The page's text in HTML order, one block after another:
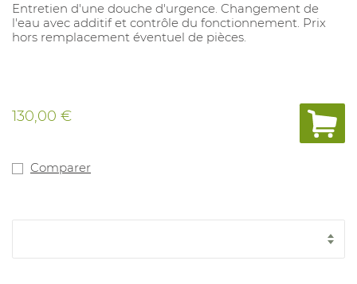
Entretien d'une douche d'urgence. Changement de
l'eau avec additif et contrôle du fonctionnement. Prix
hors remplacement éventuel de pièces.
130,00 €
Comparer